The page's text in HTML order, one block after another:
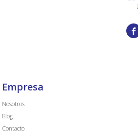

Empresa
Nosotros
Blog
Contacto